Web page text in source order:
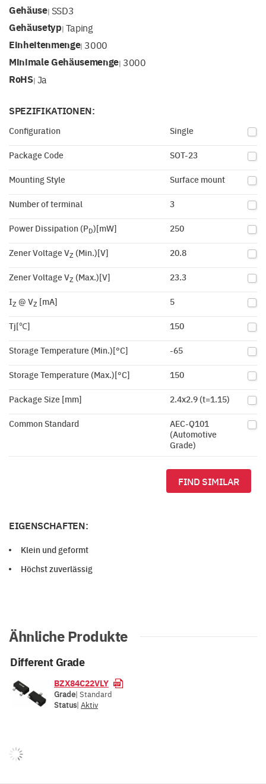
Gehäuse| SSD3
Gehäusetyp| Taping
Einheitenmenge| 3000
Minimale Gehäusemenge| 3000
RoHS| Ja
SPEZIFIKATIONEN:
Configuration Single
Package Code SOT-23
Mounting Style Surface mount
Number of terminal 3
Power Dissipation (PD)[mW] 250
Zener Voltage VZ (Min.)[V] 20.8
Zener Voltage VZ (Max.)[V] 23.3
IZ @ VZ [mA] 5
Tj[℃] 150
Storage Temperature (Min.)[°C] -65
Storage Temperature (Max.)[°C] 150
Package Size [mm] 2.4x2.9 (t=1.15)
Common Standard
AEC-Q101
(Automotive
Grade)
FIND SIMILAR
EIGENSCHAFTEN:
Klein und geformt
Höchst zuverlässig
Ähnliche Produkte
Different Grade
BZX84C22VLY
Grade| Standard
Status| Aktiv